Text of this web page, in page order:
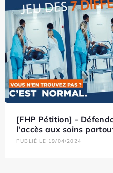
[FHP Pétition] -
l'accès aux soins
PUBLIÉ LE 19/04/2024